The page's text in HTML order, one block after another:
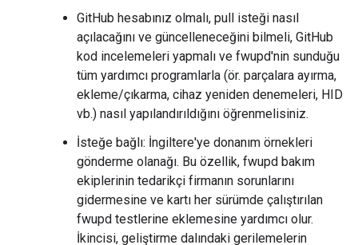
GitHub hesabınız olmalı, pull isteği nasıl
açılacağını ve güncelleneceğini bilmeli, GitHub
kod incelemeleri yapmalı ve fwupd'nin sunduğu
tüm yardımcı programlarla (ör. parçalara ayırma,
ekleme/çıkarma, cihaz yeniden denemeleri, HID
vb.) nasıl yapılandırıldığını öğrenmelisiniz.
İsteğe bağlı: İngiltere'ye donanım örnekleri
gönderme olanağı. Bu özellik, fwupd bakım
ekiplerinin tedarikçi firmanın sorunlarını
gidermesine ve kartı her sürümde çalıştırılan
fwupd testlerine eklemesine yardımcı olur.
İkincisi, geliştirme dalındaki gerilemelerin